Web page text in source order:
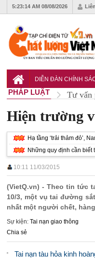
5:23:15 AM 08/08/2026
DIỄN ĐÀN CHÍNH
PHÁP LUẬT Tư vấn
Hiện trường
Hạ tầng ‘trải thảm đỏ’,
Những quy định cần biết
10:11 11/03/2015
(VietQ.vn) - Theo tin tức
10/3, một vụ tai đường
nhất một người chết,
Sự kiện: Tai nạn giao thông
Chia sẻ
Tai nạn tàu hỏa kinh